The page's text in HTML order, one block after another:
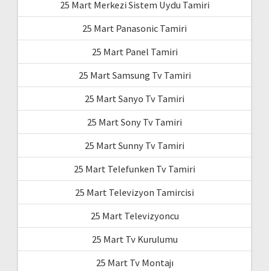
25 Mart Merkezi Sistem Uydu Tamiri
25 Mart Panasonic Tamiri
25 Mart Panel Tamiri
25 Mart Samsung Tv Tamiri
25 Mart Sanyo Tv Tamiri
25 Mart Sony Tv Tamiri
25 Mart Sunny Tv Tamiri
25 Mart Telefunken Tv Tamiri
25 Mart Televizyon Tamircisi
25 Mart Televizyoncu
25 Mart Tv Kurulumu
25 Mart Tv Montajı